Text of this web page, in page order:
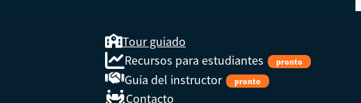
Tour guiado
Recursos para estudiantes
pronto
Guía del instructor pronto
Contacto